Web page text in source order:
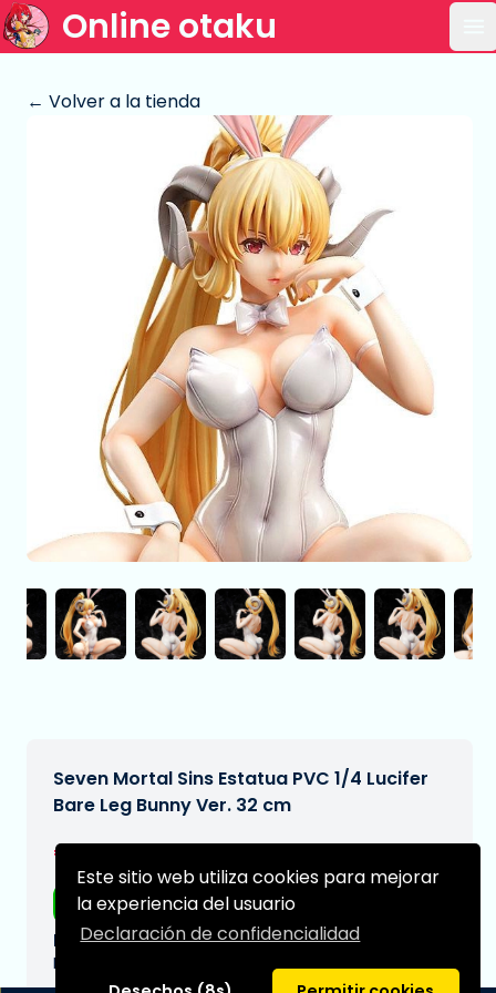
Este sitio web utiliza cookies para mejorar
la experiencia del usuario
Declaración de confidencialidad
Online otaku
← Volver a la tienda
Seven Mortal Sins Estatua PVC 1/4 Lucifer
Bare Leg Bunny Ver. 32 cm
€297,95
Envío gratis
Fecha de entrega prevista:
N/A